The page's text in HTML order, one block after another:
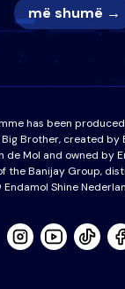
më shumë →
has been
Brother, created by
de Mol and owned by
the Banijay Group,
Shine